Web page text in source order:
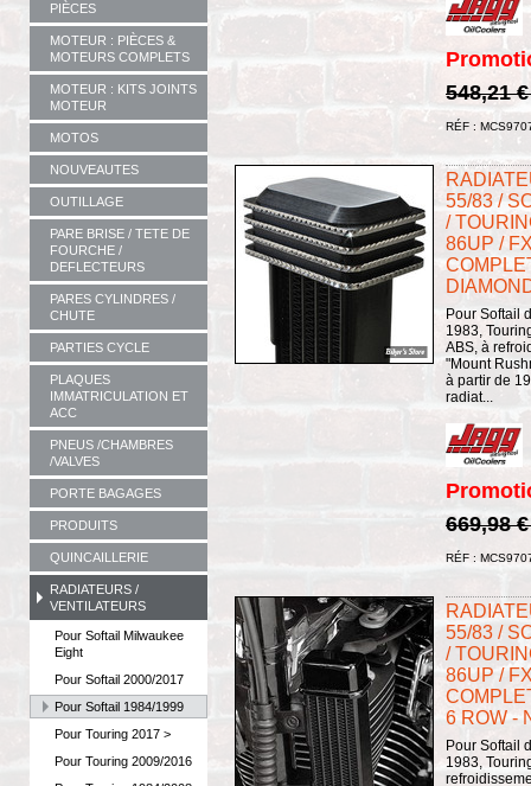
PIÈCES
MOTEUR : PIÈCES &
MOTEURS COMPLETS
MOTEUR : KITS JOINTS
MOTEUR
MOTOS
NOUVEAUTES
OUTILLAGE
PARE BRISE / TETE DE
FOURCHE /
DEFLECTEURS
PARES CYLINDRES /
CHUTE
PARTIES CYCLE
PLAQUES
IMMATRICULATION ET
ACC
PNEUS /CHAMBRES
/VALVES
PORTE BAGAGES
PRODUITS
QUINCAILLERIE
RADIATEURS /
VENTILATEURS
Pour Softail Milwaukee
Eight
Pour Softail 2000/2017
Pour Softail 1984/1999
Pour Touring 2017 >
Pour Touring 2009/2016
548,21
RÉF :
55/83 /
/
86UP /
Pour Softail
1983,
ABS, à
"Mount
à partir de
radiat...
669,98
RÉF :
55/83 /
/
86UP /
6 ROW -
Pour Softail
1983,